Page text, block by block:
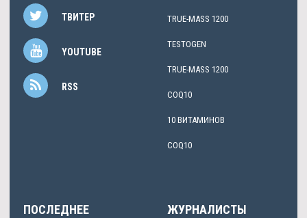
ТВИТЕР
YOUTUBE
RSS
TRUE-MASS 1200
TESTOGEN
TRUE-MASS 1200
COQ10
10 ВИТАМИНОВ
COQ10
ПОСЛЕДНЕЕ ЖУРНАЛИСТЫ